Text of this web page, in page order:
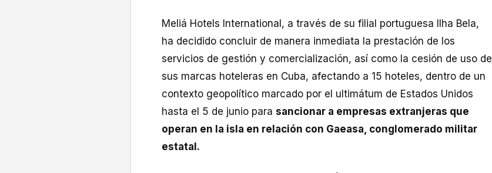
Meliá Hotels International, a través de su filial portuguesa Ilha Bela,
ha decidido concluir de manera inmediata la prestación de los
servicios de gestión y comercialización, así como la cesión de uso de
sus marcas hoteleras en Cuba, afectando a 15 hoteles, dentro de un
contexto geopolítico marcado por el ultimátum de Estados Unidos
hasta el 5 de junio para sancionar a empresas extranjeras que
operan en la isla en relación con Gaeasa, conglomerado militar
estatal.